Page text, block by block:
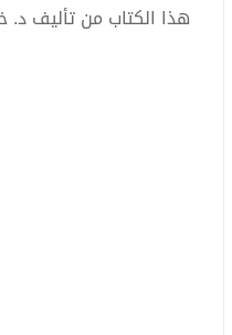
هذا الكتاب من تأليف